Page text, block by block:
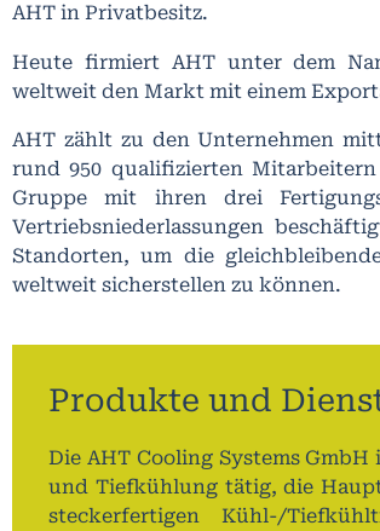
AHT in Privatbesitz.
Heute firmiert AHT unter dem
weltweit den Markt mit einem
AHT zählt zu den Unternehmen
rund 950 qualifizierten
Gruppe mit ihren drei
Vertriebsniederlassungen
Standorten, um die
weltweit sicherstellen zu können.
Produkte und
Die AHT Cooling Systems
und Tiefkühlung tätig, die
steckerfertigen Kühl-/